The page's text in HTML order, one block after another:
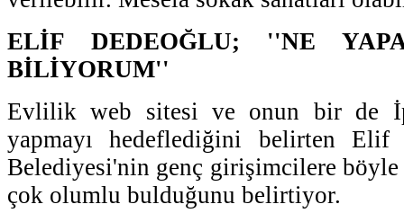
ELİF DEDEOĞLU; ''NE
BİLİYORUM''
Evlilik web sitesi ve onun bir de
yapmayı hedeflediğini belirten Elif
Belediyesi'nin genç girişimcilere böyle
çok olumlu bulduğunu belirtiyor.